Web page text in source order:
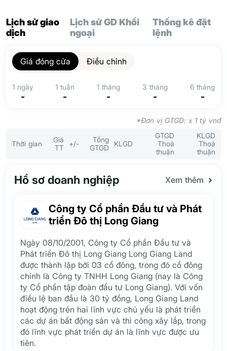
Lịch sử giao
dịch
Lịch sử GD Khối
ngoại
Thống kê đặt
lệnh
Giá đóng cửa Điều chỉnh
1 ngày
-
1 tuần
-
1 tháng
-
3 tháng
-
6 tháng
-
*Đơn vị GTGD: x 1 tỷ vnđ
Thời gian
Giá
TT
+/-
Tổng
GTGD
KLGD
GTGD
Thoả
thuận
KLGD
Thoả
thuận
Hồ sơ doanh nghiệp Xem thêm
Công ty Cổ phần Đầu tư và Phát
triển Đô thị Long Giang
Ngày 08/10/2001, Công ty Cổ phần Đầu tư và
Phát triển Đô thị Long Giang Long Giang Land
được thành lập bởi 03 cổ đông, trong đó cổ đông
chính là Công ty TNHH Long Giang (nay là Công
ty Cổ phần tập đoàn đầu tư Long Giang). Với vốn
điều lệ ban đầu là 30 tỷ đồng, Long Giang Land
hoạt động trên hai lĩnh vực chủ yếu là phát triển
các dự án bất động sản và thi công xây lắp, trong
đó lĩnh vực phát triển dự án là lĩnh vực được ưu
tiên.